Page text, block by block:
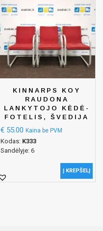
KINNARPS KOY
RAUDONA
LANKYTOJO KĖDĖ-
FOTELIS, ŠVEDIJA
€ 55.00 Kaina be PVM
Kodas: K333
Sandėlyje: 6
Į KREPŠELĮ